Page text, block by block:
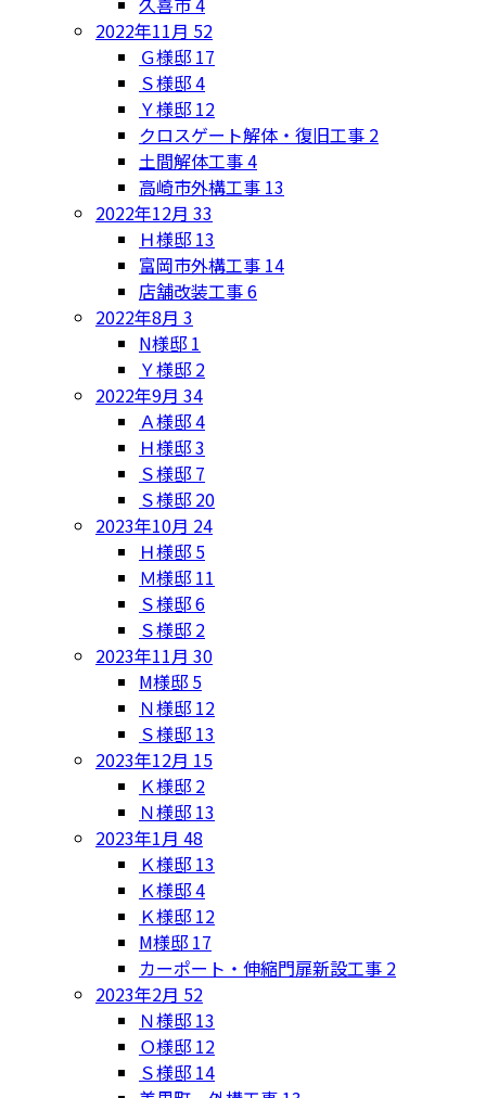
2022年11月 52
Ｇ様邸 17
Ｓ様邸4
Ｙ様邸 12
クロスゲート解体・復旧工事 2
土間解体工事4
高崎市外構工事 13
2022年12月 33
Ｈ様邸 13
富岡市外構工事 14
店舗改装工事6
2022年8月 3
N様邸 1
Ｙ様邸 2
2022年9月 34
Ａ様邸4
Ｈ様邸3
Ｓ様邸 7
Ｓ様邸 20
2023年10月 24
Ｈ様邸 5
Ｍ様邸 11
Ｓ様邸6
Ｓ様邸 2
2023年11月 30
M様邸 5
Ｎ様邸 12
Ｓ様邸 13
2023年12月 15
Ｋ様邸 2
Ｎ様邸 13
2023年1月 48
Ｋ様邸 13
Ｋ様邸4
Ｋ様邸 12
M様邸 17
カーポート・伸縮門扉新設工事 2
2023年2月 52
Ｎ様邸 13
Ｏ様邸 12
Ｓ様邸 14